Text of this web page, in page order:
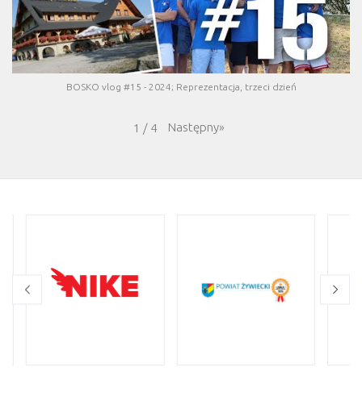
BOSKO vlog #15 - 2024; Reprezentacja, trzeci dzień
1 / 4 Następny»